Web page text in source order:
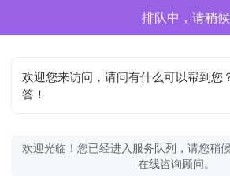
排队中，请稍候
欢迎您来访问，请问有什么可以帮到您
答！
欢迎光临！您已经进入服务队列，请您稍
在线咨询顾问。